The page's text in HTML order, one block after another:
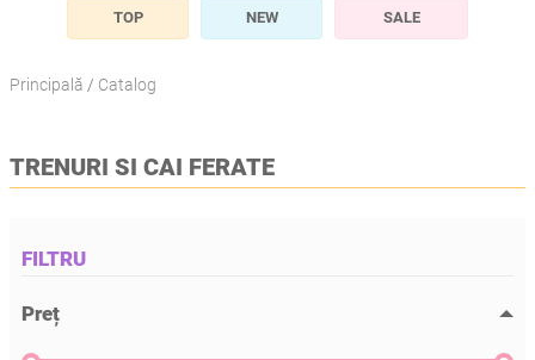
TOP NEW SALE
Principală Catalog
TRENURI SI CAI FERATE
FILTRU
Preț